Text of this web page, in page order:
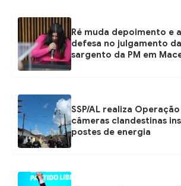
Ré muda depoimento e
defesa no julgamento
sargento da PM em
SSP/AL realiza
câmeras clandestinas
postes de energia